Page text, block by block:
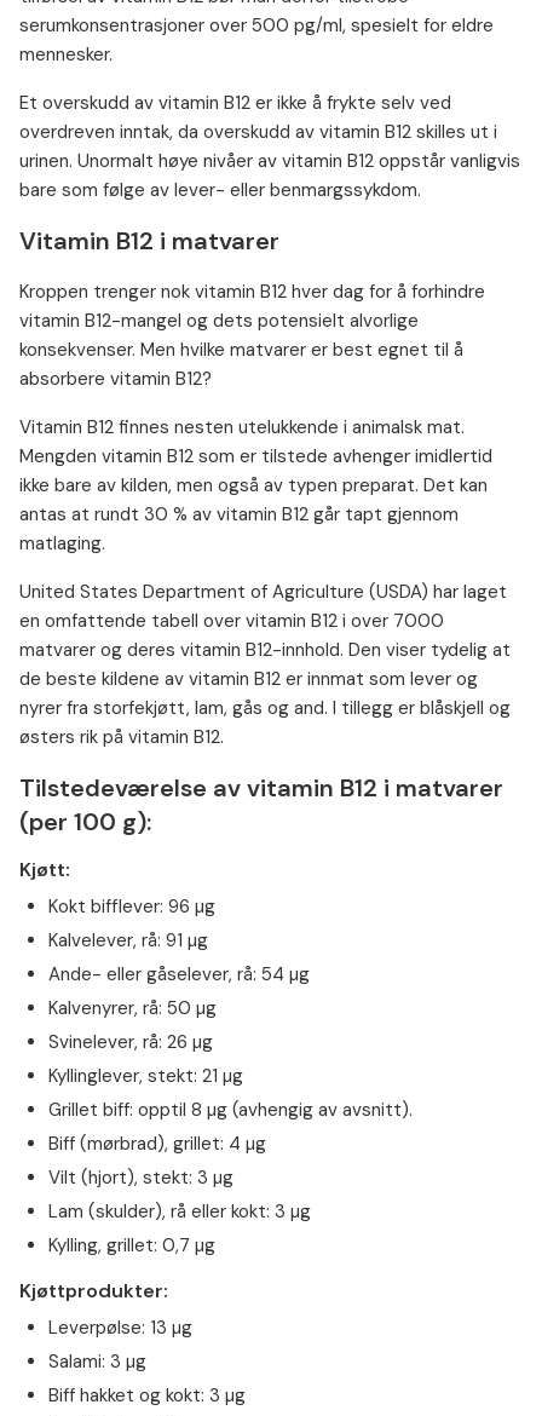
serumkonsentrasjoner over 500 pg/ml, spesielt for eldre
mennesker.
Et overskudd av vitamin B12 er ikke å frykte selv ved
overdreven inntak, da overskudd av vitamin B12 skilles ut i
urinen. Unormalt høye nivåer av vitamin B12 oppstår vanligvis
bare som følge av lever- eller benmargssykdom.
Vitamin B12 i matvarer
Kroppen trenger nok vitamin B12 hver dag for å forhindre
vitamin B12-mangel og dets potensielt alvorlige
konsekvenser. Men hvilke matvarer er best egnet til å
absorbere vitamin B12?
Vitamin B12 finnes nesten utelukkende i animalsk mat.
Mengden vitamin B12 som er tilstede avhenger imidlertid
ikke bare av kilden, men også av typen preparat. Det kan
antas at rundt 30 % av vitamin B12 går tapt gjennom
matlaging.
United States Department of Agriculture (USDA) har laget
en omfattende tabell over vitamin B12 i over 7000
matvarer og deres vitamin B12-innhold. Den viser tydelig at
de beste kildene av vitamin B12 er innmat som lever og
nyrer fra storfekjøtt, lam, gås og and. I tillegg er blåskjell og
østers rik på vitamin B12.
Tilstedeværelse av vitamin B12 i matvarer
(per 100 g):
Kjøtt:
Kokt bifflever: 96 µg
Kalvelever, rå: 91 µg
Ande- eller gåselever, rå: 54 µg
Kalvenyrer, rå: 50 µg
Svinelever, rå: 26 µg
Kyllinglever, stekt: 21 µg
Grillet biff: opptil 8 µg (avhengig av avsnitt).
Biff (mørbrad), grillet: 4 µg
Vilt (hjort), stekt: 3 µg
Lam (skulder), rå eller kokt: 3 µg
Kylling, grillet: 0,7 µg
Kjøttprodukter:
Leverpølse: 13 µg
Salami: 3 µg
Biff hakket og kokt: 3 µg